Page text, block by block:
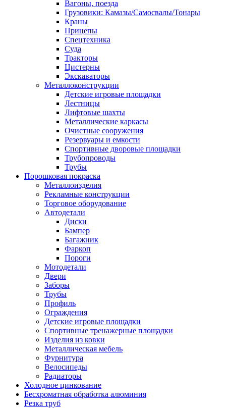
Вагоны, поезда
Грузовики: Камазы/Самосвалы/Тонары
Краны
Прицепы
Спецтехника
Суда
Тракторы
Цистерны
Экскаваторы
Металлоконструкции
Детские игровые площадки
Лестницы
Лифтовые шахты
Металлические каркасы
Очистные сооружения
Резервуары и емкости
Спортивные дворовые площадки
Трубопроводы
Трубы
Порошковая покраска
Металлоизделия
Рекламные конструкции
Торговое оборудование
Автодетали
Диски
Бампер
Багажник
Фаркоп
Пороги
Мотодетали
Двери
Заборы
Трубы
Профиль
Ограждения
Детские игровые площадки
Спортивные тренажерные площадки
Изделия из ковки
Металлическая мебель
Фурнитура
Велосипеды
Радиаторы
Холодное цинкование
Бесхроматная обработка алюминия
Резка труб